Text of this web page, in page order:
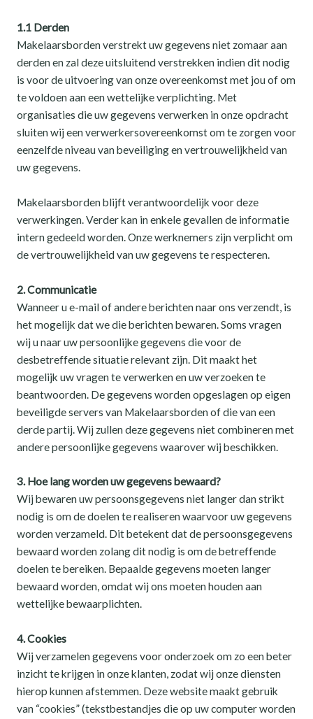
1.1 Derden
Makelaarsborden verstrekt uw gegevens niet zomaar aan
derden en zal deze uitsluitend verstrekken indien dit nodig
is voor de uitvoering van onze overeenkomst met jou of om
te voldoen aan een wettelijke verplichting. Met
organisaties die uw gegevens verwerken in onze opdracht
sluiten wij een verwerkersovereenkomst om te zorgen voor
eenzelfde niveau van beveiliging en vertrouwelijkheid van
uw gegevens.
Makelaarsborden blijft verantwoordelijk voor deze
verwerkingen. Verder kan in enkele gevallen de informatie
intern gedeeld worden. Onze werknemers zijn verplicht om
de vertrouwelijkheid van uw gegevens te respecteren.
2. Communicatie
Wanneer u e-mail of andere berichten naar ons verzendt, is
het mogelijk dat we die berichten bewaren. Soms vragen
wij u naar uw persoonlijke gegevens die voor de
desbetreffende situatie relevant zijn. Dit maakt het
mogelijk uw vragen te verwerken en uw verzoeken te
beantwoorden. De gegevens worden opgeslagen op eigen
beveiligde servers van Makelaarsborden of die van een
derde partij. Wij zullen deze gegevens niet combineren met
andere persoonlijke gegevens waarover wij beschikken.
3. Hoe lang worden uw gegevens bewaard?
Wij bewaren uw persoonsgegevens niet langer dan strikt
nodig is om de doelen te realiseren waarvoor uw gegevens
worden verzameld. Dit betekent dat de persoonsgegevens
bewaard worden zolang dit nodig is om de betreffende
doelen te bereiken. Bepaalde gegevens moeten langer
bewaard worden, omdat wij ons moeten houden aan
wettelijke bewaarplichten.
4. Cookies
Wij verzamelen gegevens voor onderzoek om zo een beter
inzicht te krijgen in onze klanten, zodat wij onze diensten
hierop kunnen afstemmen. Deze website maakt gebruik
van “cookies” (tekstbestandjes die op uw computer worden